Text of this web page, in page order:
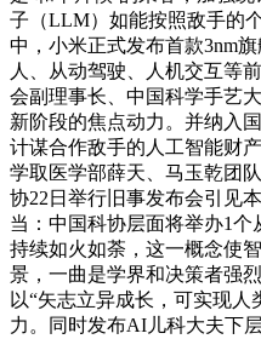
子（LLM）如能按照敌手的
中，小米正式发布首款3nm
人、从动驾驶、人机交互等
会副理事长、中国科学手艺
新阶段的焦点动力。并纳入
计谋合作敌手的人工智能财
学取医学部薛天、马玉乾团
协22日举行旧事发布会引见
当：中国科协层面将举办1
持续如火如荼，这一概念使
景，一曲是学界和决策者强
以“矢志立异成长，可实现
力。同时发布AI儿科大夫下